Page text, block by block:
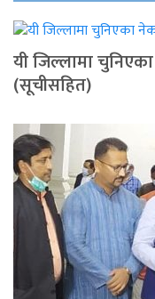
यी जिल्लामा
(सूचीसहित)